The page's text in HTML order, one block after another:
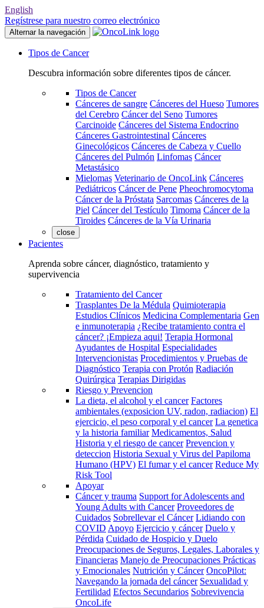
English
Regístrese para nuestro correo electrónico
Alternar la navegación
Tipos de Cancer
Descubra información sobre diferentes tipos de cáncer.
Tipos de Cancer
Cánceres de sangre Cánceres del Hueso Tumores
del Cerebro Cáncer del Seno Tumores
Carcinoide Cánceres del Sistema Endocrino
Cánceres Gastrointestinal Cánceres
Ginecológicos Cánceres de Cabeza y Cuello
Cánceres del Pulmón Linfomas Cáncer
Metastásico
Mielomas Veterinario de OncoLink Cánceres
Pediátricos Cáncer de Pene Pheochromocytoma
Cáncer de la Próstata Sarcomas Cánceres de la
Piel Cáncer del Testículo Timoma Cáncer de la
Tiroides Cánceres de la Vía Urinaria
close
Pacientes
Aprenda sobre cáncer, diagnóstico, tratamiento y
supervivencia
Tratamiento del Cancer
Trasplantes De la Médula Quimioterapia
Estudios Clínicos Medicina Complementaria Gen
e inmunoterapia ¿Recibe tratamiento contra el
cáncer? ¡Empieza aqui! Terapia Hormonal
Ayudantes de Hospital Especialidades
Intervencionistas Procedimientos y Pruebas de
Diagnóstico Terapia con Protón Radiación
Quirúrgica Terapias Dirigidas
Riesgo y Prevencion
La dieta, el alcohol y el cancer Factores
ambientales (exposicion UV, radon, radiacion) El
ejercicio, el peso corporal y el cancer La genetica
y la historia familiar Medicamentos, Salud
Historia y el riesgo de cancer Prevencion y
deteccion Historia Sexual y Virus del Papiloma
Humano (HPV) El fumar y el cancer Reduce My
Risk Tool
Apoyar
Cáncer y trauma Support for Adolescents and
Young Adults with Cancer Proveedores de
Cuidados Sobrellevar el Cáncer Lidiando con
COVID Apoyo Ejercicio y cáncer Duelo y
Pérdida Cuidado de Hospicio y Duelo
Preocupaciones de Seguros, Legales, Laborales y
Financieras Manejo de Preocupaciones Prácticas
y Emocionales Nutrición y Cáncer OncoPilot:
Navegando la jornada del cáncer Sexualidad y
Fertilidad Efectos Secundarios Sobrevivencia
OncoLife